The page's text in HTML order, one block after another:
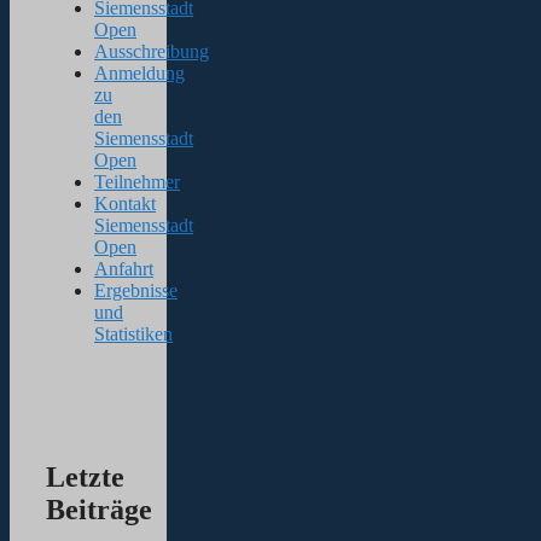
Siemensstadt
Open
Ausschreibung
Anmeldung
zu
den
Siemensstadt
Open
Teilnehmer
Kontakt
Siemensstadt
Open
Anfahrt
Ergebnisse
und
Statistiken
Letzte
Beiträge